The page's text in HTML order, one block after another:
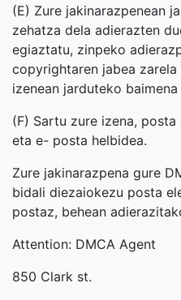
(E) Zure jakinarazpenean
zehatza dela adierazten
egiaztatu, zinpeko
copyrightaren jabea
izenean jarduteko
(F) Sartu zure izena,
eta e- posta helbidea.
Zure jakinarazpena gure
bidali diezaiokezu posta
postaz, behean
Attention: DMCA Agent
850 Clark st.